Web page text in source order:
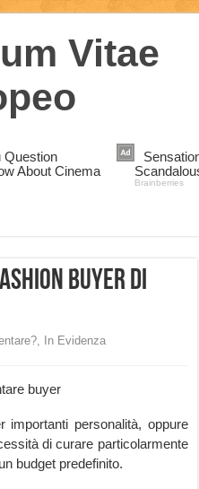
Buyer di
,
In Evidenza
personalità, oppure
di curare particolarmente
budget predefinito.